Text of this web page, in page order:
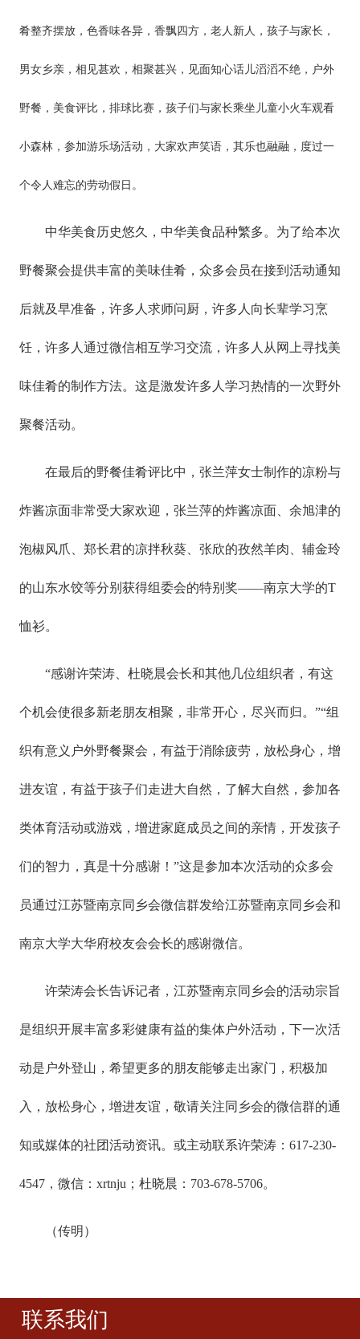
肴整齐摆放，色香味各异，香飘四方，老人新人，孩子与家长，
男女乡亲，相见甚欢，相聚甚兴，见面知心话儿滔滔不绝，户外
野餐，美食评比，排球比赛，孩子们与家长乘坐儿童小火车观看
小森林，参加游乐场活动，大家欢声笑语，其乐也融融，度过一
个令人难忘的劳动假日。
中华美食历史悠久，中华美食品种繁多。为了给本次
野餐聚会提供丰富的美味佳肴，众多会员在接到活动通知
后就及早准备，许多人求师问厨，许多人向长辈学习烹
饪，许多人通过微信相互学习交流，许多人从网上寻找美
味佳肴的制作方法。这是激发许多人学习热情的一次野外
聚餐活动。
在最后的野餐佳肴评比中，张兰萍女士制作的凉粉与
炸酱凉面非常受大家欢迎，张兰萍的炸酱凉面、余旭津的
泡椒风爪、郑长君的凉拌秋葵、张欣的孜然羊肉、辅金玲
的山东水饺等分别获得组委会的特别奖——南京大学的T
恤衫。
“感谢许荣涛、杜晓晨会长和其他几位组织者，有这
个机会使很多新老朋友相聚，非常开心，尽兴而归。”“组
织有意义户外野餐聚会，有益于消除疲劳，放松身心，增
进友谊，有益于孩子们走进大自然，了解大自然，参加各
类体育活动或游戏，增进家庭成员之间的亲情，开发孩子
们的智力，真是十分感谢！”这是参加本次活动的众多会
员通过江苏暨南京同乡会微信群发给江苏暨南京同乡会和
南京大学大华府校友会会长的感谢微信。
许荣涛会长告诉记者，江苏暨南京同乡会的活动宗旨
是组织开展丰富多彩健康有益的集体户外活动，下一次活
动是户外登山，希望更多的朋友能够走出家门，积极加
入，放松身心，增进友谊，敬请关注同乡会的微信群的通
知或媒体的社团活动资讯。或主动联系许荣涛：617-230-
4547，微信：xrtnju；杜晓晨：703-678-5706。
（传明）
联系我们